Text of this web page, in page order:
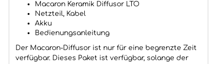
Macaron Keramik Diffusor LTO
Netzteil, Kabel
Akku
Bedienungsanleitung
Der Macaron-Diffusor ist nur für eine begrenzte Zeit
verfügbar. Dieses Paket ist verfügbar, solange der